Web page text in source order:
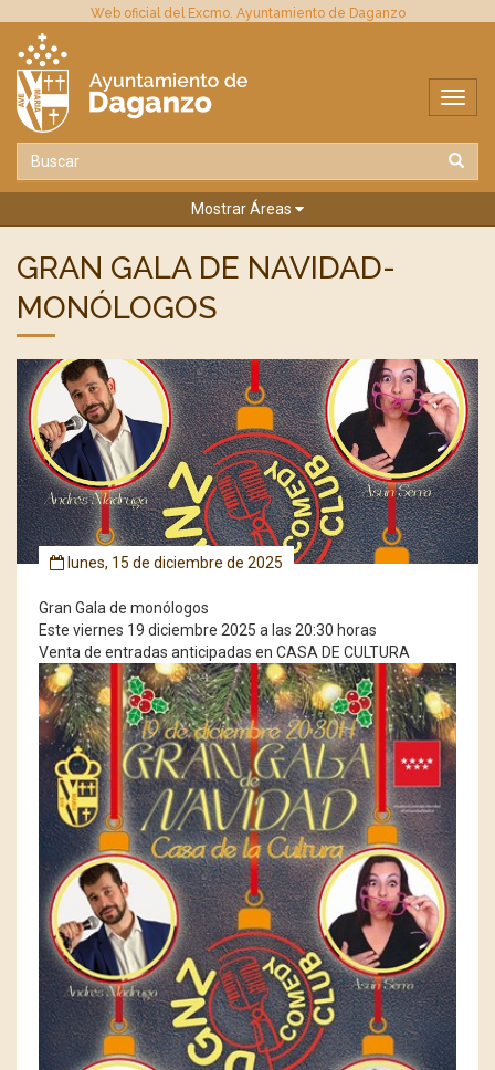
Web oficial del Excmo. Ayuntamiento de Daganzo
Mostrar Áreas
GRAN GALA DE NAVIDAD-
MONÓLOGOS
lunes, 15 de diciembre de 2025
Gran Gala de monólogos
Este viernes 19 diciembre 2025 a las 20:30 horas
Venta de entradas anticipadas en CASA DE CULTURA